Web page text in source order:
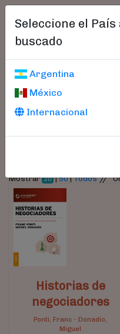
Seleccione el
buscado
Argentina
México
Internacional
Libros
Parámetros
Mostrar 20 |50|Todos//
Historias de
negociadores
Ponti, Franc - Donadío,
Miguel